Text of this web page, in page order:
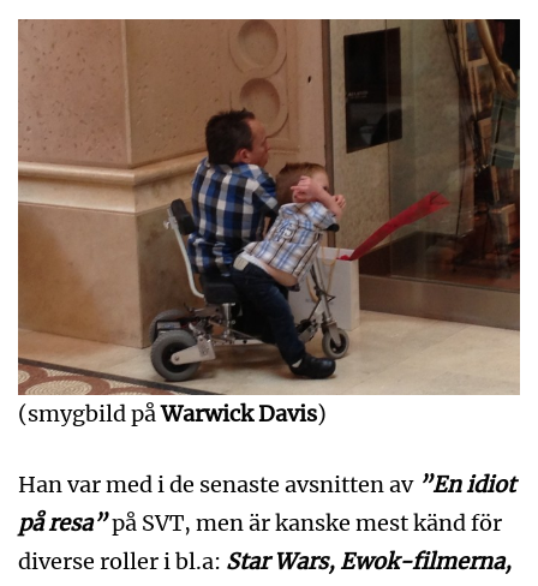
(smygbild påWarwick Davis)
Han var med i de senaste avsnitten av ”En idiot
på resa”på SVT, men är kanske mest känd för
diverse roller i bl.a: Star Wars, Ewok-filmerna,